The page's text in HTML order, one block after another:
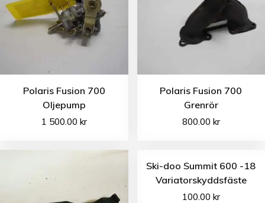
Polaris Fusion 700
Oljepump
1 500.00 kr
Polaris Fusion 700
Grenrör
800.00 kr
Ski-doo Summit 600 -18
Variatorskyddsfäste
100.00 kr